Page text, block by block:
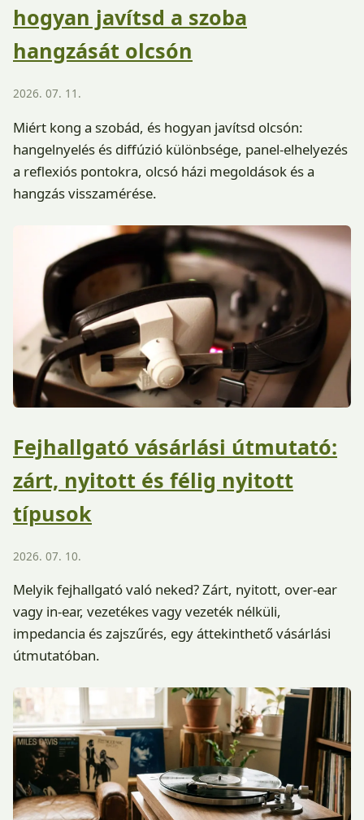
hogyan javítsd a szoba
hangzását olcsón
2026. 07. 11.
Miért kong a szobád, és hogyan javítsd olcsón:
hangelnyelés és diffúzió különbsége, panel-elhelyezés
a reflexiós pontokra, olcsó házi megoldások és a
hangzás visszamérése.
Fejhallgató vásárlási útmutató:
zárt, nyitott és félig nyitott
típusok
2026. 07. 10.
Melyik fejhallgató való neked? Zárt, nyitott, over-ear
vagy in-ear, vezetékes vagy vezeték nélküli,
impedancia és zajszűrés, egy áttekinthető vásárlási
útmutatóban.